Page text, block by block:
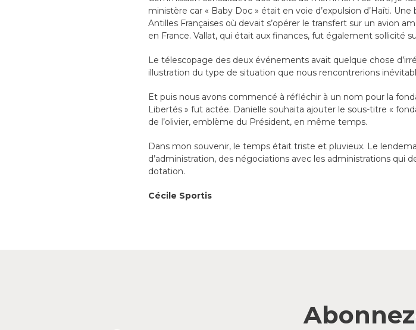
ministère car « Baby Doc » était en voie d’expulsion d’Haïti.
Antilles Françaises où devait s’opérer le transfert sur un avion
en France. Vallat, qui était aux finances, fut également sollicité
Le télescopage des deux événements avait quelque chose
illustration du type de situation que nous rencontrerions
Et puis nous avons commencé à réfléchir à un nom pour la
Libertés » fut actée. Danielle souhaita ajouter le sous-titre «
de l’olivier, emblème du Président, en même temps.
Dans mon souvenir, le temps était triste et pluvieux. Le
d’administration, des négociations avec les administrations qui
dotation.
Cécile Sportis